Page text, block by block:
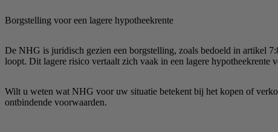
Borgstelling voor een lagere hypotheekrente
De NHG is juridisch gezien een borgstelling, zoals bedoeld in artikel
loopt. Dit lagere risico vertaalt zich vaak in een lagere hypotheekrente
Wilt u weten wat NHG voor uw situatie betekent bij het kopen of
ontbindende voorwaarden.